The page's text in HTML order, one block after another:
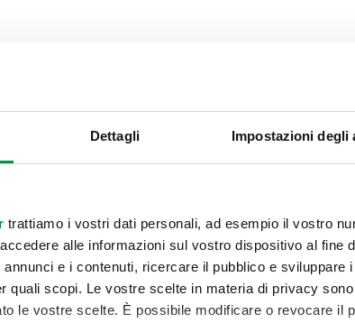
Dettagli Impostazioni degli
trattiamo i vostri dati personali, ad esempio il vostro
alle informazioni sul vostro dispositivo al fine
e i contenuti, ricercare il pubblico e
quali scopi. Le vostre scelte in materia di privacy
le vostre scelte. È possibile modificare o revocare il
RICHIEDI INFORMAZIONI
(*) campi obbligatori